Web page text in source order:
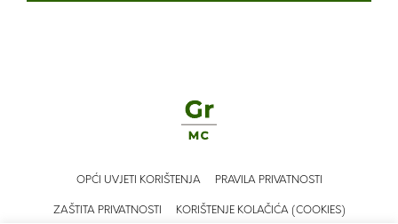
OPĆI UVJETI KORIŠTENJA PRAVILA PRIVATNOSTI
ZAŠTITA PRIVATNOSTI KORIŠTENJE KOLAČIĆA (COOKIES)